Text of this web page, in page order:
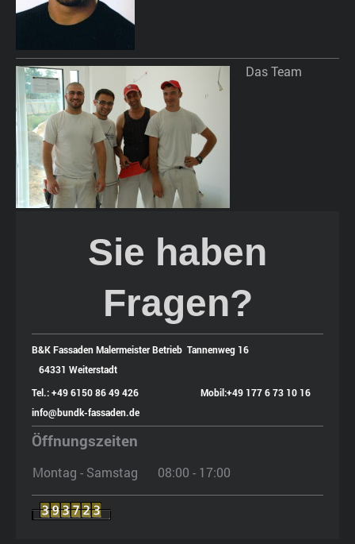
Das Team
Sie haben
Fragen?
B&K Fassaden Malermeister Betrieb Tannenweg 16
64331 Weiterstadt
Tel.: +49 6150 86 49 426
Mobil:+49 177 6 73 10 16
info@bundk-fassaden.de
Öffnungszeiten
Montag - Samstag 08:00 - 17:00